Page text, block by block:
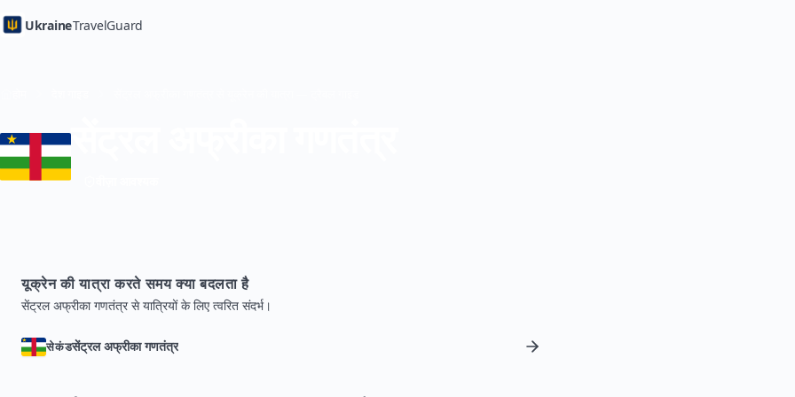
UkraineTravelGuard
यूक्रेन की यात्रा करते समय क्या बदलता है
सेंट्रल अफ्रीका गणतंत्र से यात्रियों के लिए त्वरित संदर्भ।
सेकंडसेंट्रल अफ्रीका गणतंत्र